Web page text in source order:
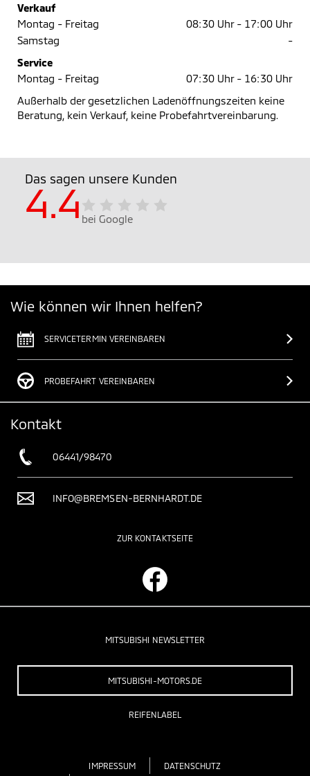
Verkauf
Montag - Freitag
08:30 Uhr - 17:00 Uhr
Samstag
-
Service
Montag - Freitag
07:30 Uhr - 16:30 Uhr
Außerhalb der gesetzlichen Ladenöffnungszeiten keine
Beratung, kein Verkauf, keine Probefahrtvereinbarung.
Das sagen unsere Kunden
4.4 bei Google
Wie können wir Ihnen helfen?
SERVICETERMIN VEREINBAREN
PROBEFAHRT VEREINBAREN
Kontakt
06441/98470
INFO@BREMSEN-BERNHARDT.DE
ZUR KONTAKTSEITE
MITSUBISHI NEWSLETTER
MITSUBISHI-MOTORS.DE
REIFENLABEL
IMPRESSUM
DATENSCHUTZ